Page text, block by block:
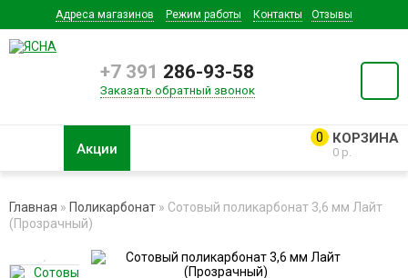
Адреса магазинов Режим работы Контакты Отзывы
+7 391 286-93-58
Заказать обратный звонок
0
0 р.
Акции
Главная » Поликарбонат » Сотовый поликарбонат 3,6 мм Лайт
(Прозрачный)